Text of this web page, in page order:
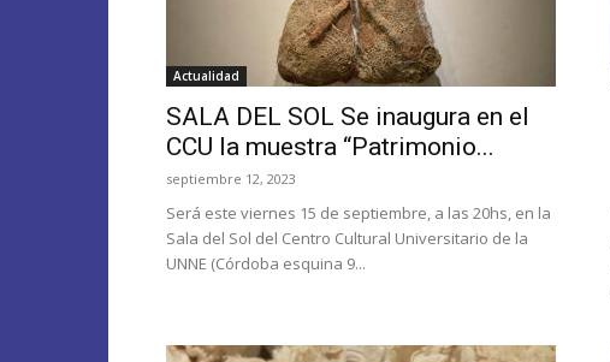
Actualidad
SALA DEL SOL Se inaugura en el
CCU la muestra “Patrimonio...
septiembre 12, 2023
Será este viernes 15 de septiembre, a las 20hs, en la
Sala del Sol del Centro Cultural Universitario de la
UNNE (Córdoba esquina 9...